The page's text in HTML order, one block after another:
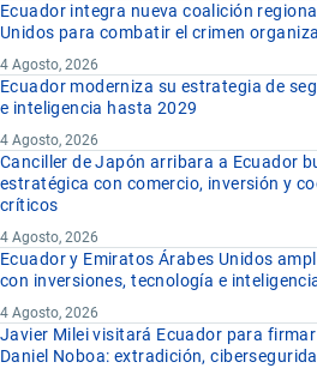
Ecuador integra nueva coalición
Unidos para combatir el crimen
4 Agosto, 2026
Ecuador moderniza su estrategia de
e inteligencia hasta 2029
4 Agosto, 2026
Canciller de Japón arribara a Ecuador
estratégica con comercio, inversión y
críticos
4 Agosto, 2026
Ecuador y Emiratos Árabes Unidos
con inversiones, tecnología e
4 Agosto, 2026
Javier Milei visitará Ecuador para
Daniel Noboa: extradición,